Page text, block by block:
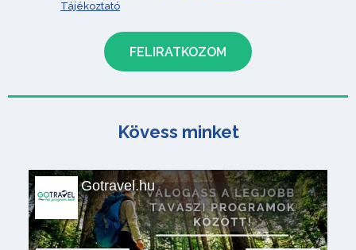
Tájékoztató
Kövess minket
Gotravel.hu